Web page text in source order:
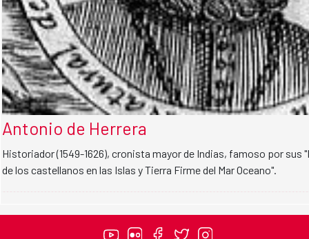
Antonio de Herrera
Historiador (1549-1626), cronista mayor de Indias, famoso por sus
de los castellanos en las Islas y Tierra Firme del Mar Oceano".